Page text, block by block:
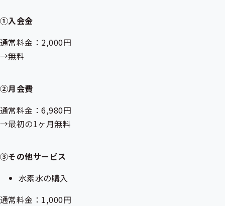
①入会金
通常料金：2,000円
→無料
②月会費
通常料金：6,980円
→最初の1ヶ月無料
③その他サービス
水素水の購入
通常料金：1,000円